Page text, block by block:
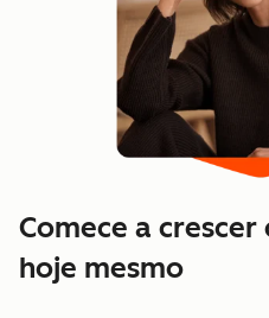
Comece a crescer
hoje mesmo